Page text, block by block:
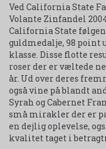
Ved California State
Volante Zinfandel
California State
guldmedalje, 98 point
klasse. Disse flotte
roser der er væltede
år. Ud over deres
også vine på blandt
Syrah og Cabernet
små mirakler der er
en dejlig oplevelse,
kvalitet taget i